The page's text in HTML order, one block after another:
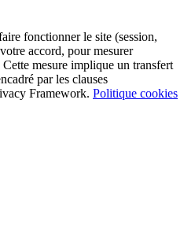
fonctionner le site (session,
accord, pour mesurer
mesure implique un transfert
par les clauses
Framework. Politique cookies